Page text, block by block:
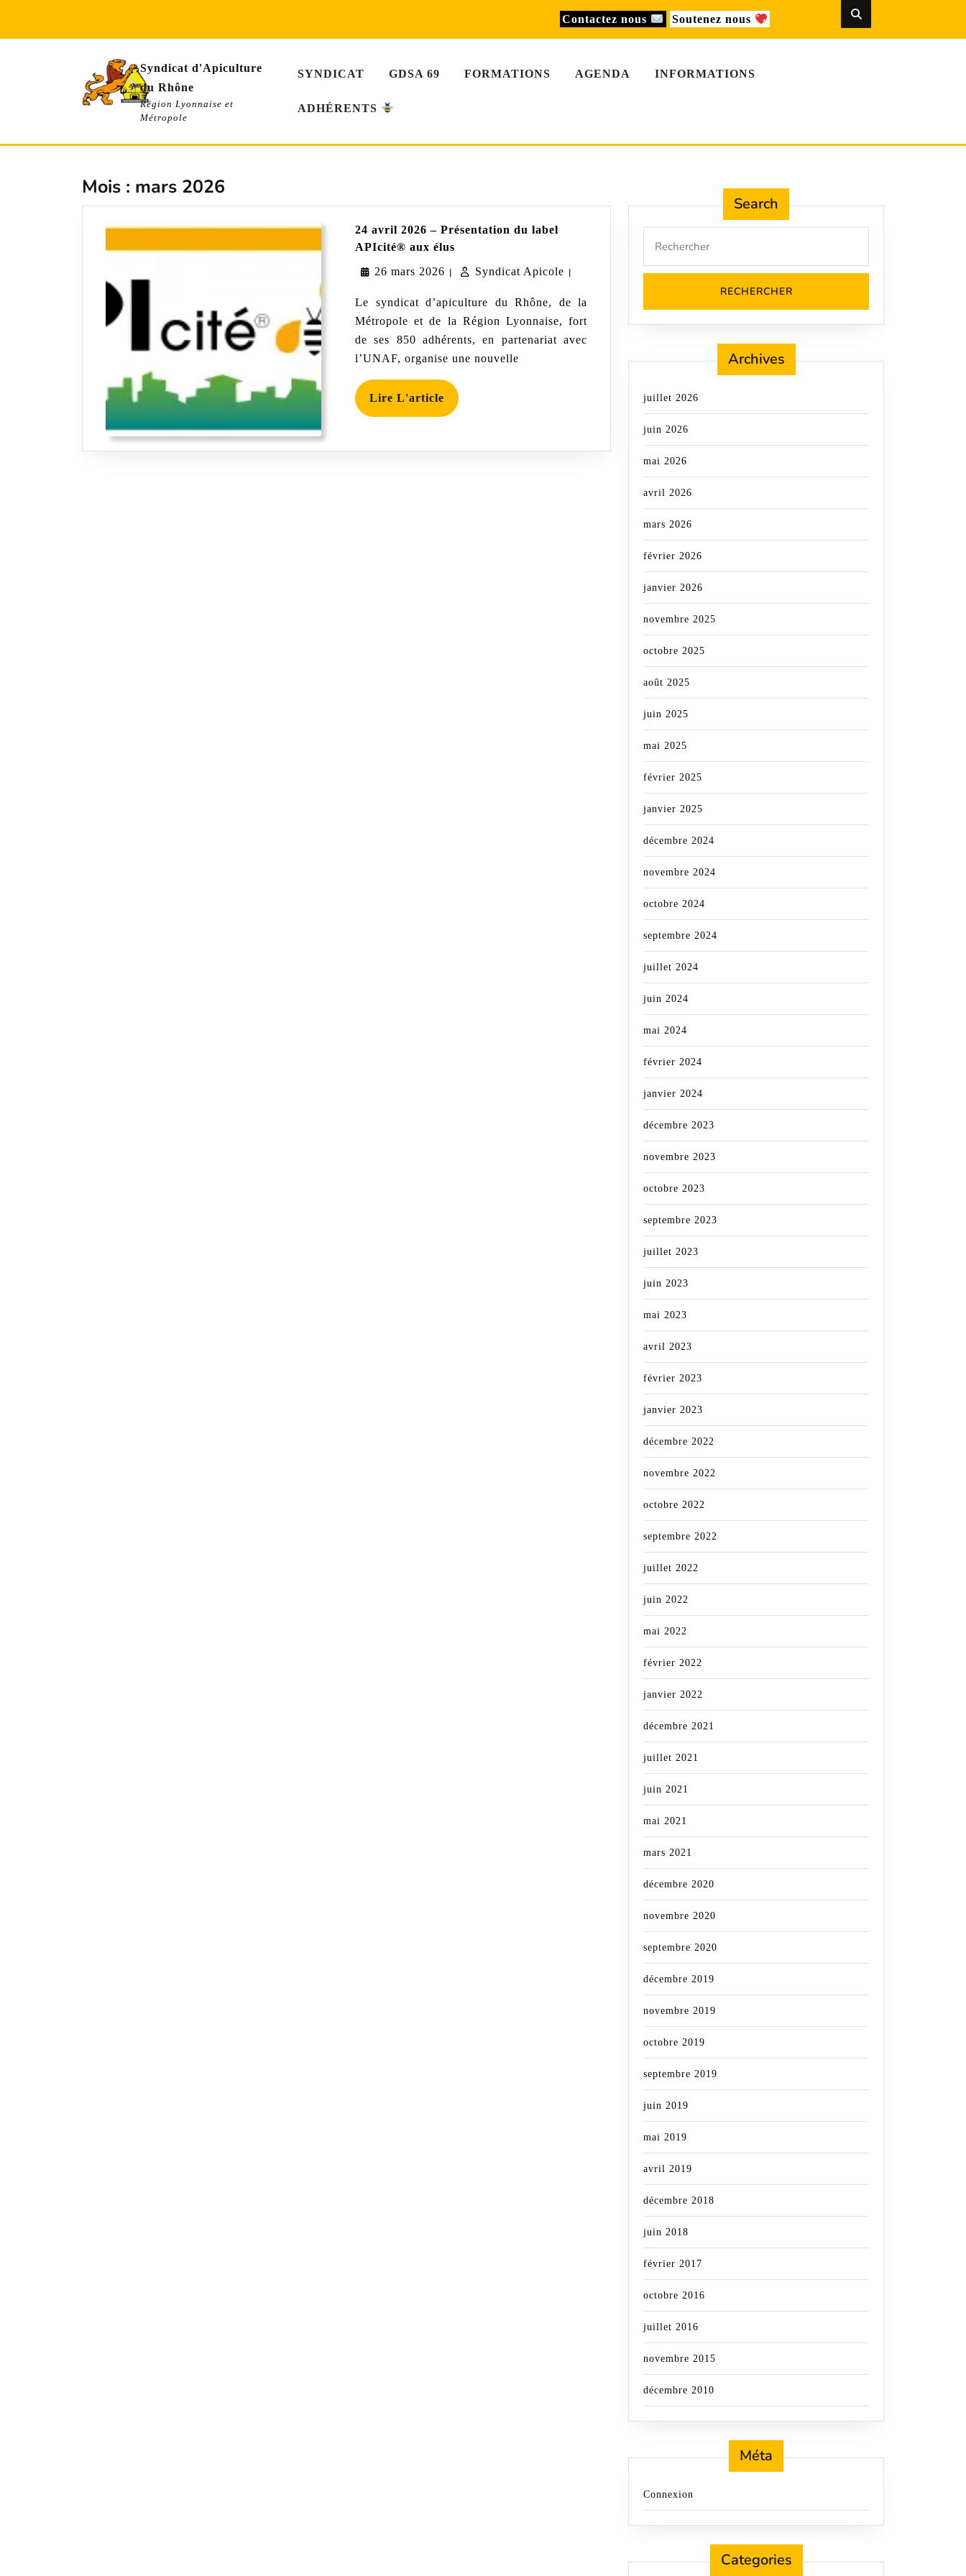
content
Contactez nous Soutenez nous
Syndicat d'Apiculture
du Rhône
Région Lyonnaise et
Métropole
SYNDICAT GDSA 69 FORMATIONS AGENDA INFORMATIONS
ADHÉRENTS
Mois : mars 2026
24 avril 2026 – Présentation du label
APIcité® aux élus
2026
Présentation
label
APIcité®
26 mars 2026 26
2026
| Syndicat Apicole Syndicat
|
Le syndicat d’apiculture du Rhône, de la
Métropole et de la Région Lyonnaise, fort
de ses 850 adhérents, en partenariat avec
l’UNAF, organise une nouvelle
Lire L'article Lire
L'article
Search
for:
Archives
juillet 2026
juin 2026
mai 2026
avril 2026
mars 2026
février 2026
janvier 2026
novembre 2025
octobre 2025
août 2025
juin 2025
mai 2025
février 2025
janvier 2025
décembre 2024
novembre 2024
octobre 2024
septembre 2024
juillet 2024
juin 2024
mai 2024
février 2024
janvier 2024
décembre 2023
novembre 2023
octobre 2023
septembre 2023
juillet 2023
juin 2023
mai 2023
avril 2023
février 2023
janvier 2023
décembre 2022
novembre 2022
octobre 2022
septembre 2022
juillet 2022
juin 2022
mai 2022
février 2022
janvier 2022
décembre 2021
juillet 2021
juin 2021
mai 2021
mars 2021
décembre 2020
novembre 2020
septembre 2020
décembre 2019
novembre 2019
octobre 2019
septembre 2019
juin 2019
mai 2019
avril 2019
décembre 2018
juin 2018
février 2017
octobre 2016
juillet 2016
novembre 2015
décembre 2010
Méta
Connexion
Categories